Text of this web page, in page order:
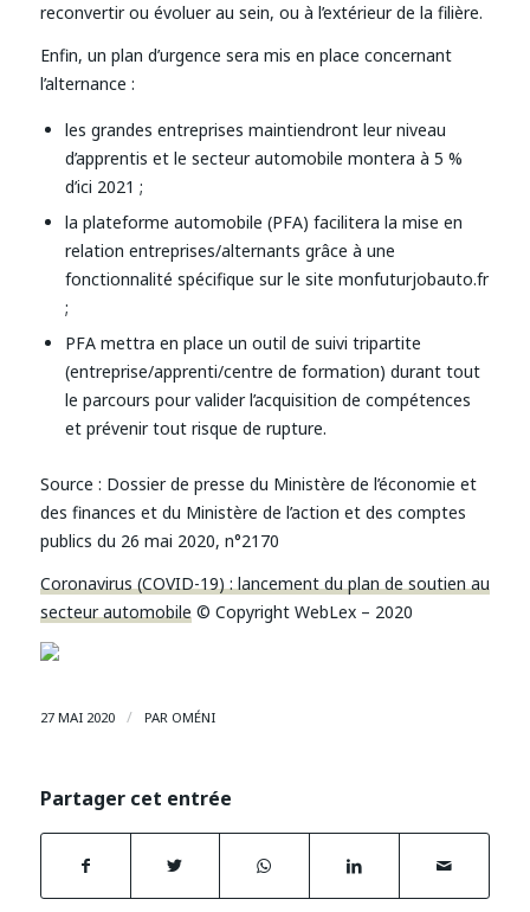
reconvertir ou évoluer au sein, ou à l’extérieur de la filière.
Enfin, un plan d’urgence sera mis en place concernant
l’alternance :
les grandes entreprises maintiendront leur niveau
d’apprentis et le secteur automobile montera à 5 %
d’ici 2021 ;
la plateforme automobile (PFA) facilitera la mise en
relation entreprises/alternants grâce à une
fonctionnalité spécifique sur le site monfuturjobauto.fr
;
PFA mettra en place un outil de suivi tripartite
(entreprise/apprenti/centre de formation) durant tout
le parcours pour valider l’acquisition de compétences
et prévenir tout risque de rupture.
Source : Dossier de presse du Ministère de l’économie et
des finances et du Ministère de l’action et des comptes
publics du 26 mai 2020, n°2170
Coronavirus (COVID-19) : lancement du plan de soutien au
secteur automobile© Copyright WebLex – 2020
27 MAI 2020 / PAR OMÉNI
Partager cet entrée